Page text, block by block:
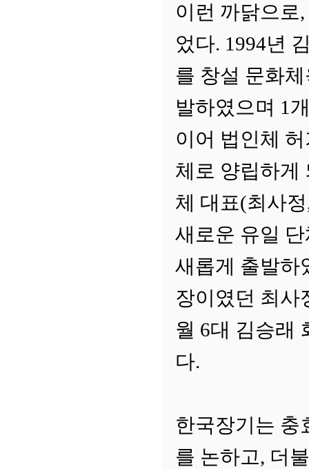
이런 까닭으로
었다. 1994년
를 창설 문화
발하였으며 1
이어 법인체
체로 양립하게
체 대표(최사
새로운 유일
새롭게 출발하
장이였던 최사
월 6대 김승래
다.
한국장기는 충
를 논하고, 더